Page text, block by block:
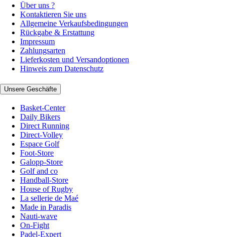
Über uns ?
Kontaktieren Sie uns
Allgemeine Verkaufsbedingungen
Rückgabe & Erstattung
Impressum
Zahlungsarten
Lieferkosten und Versandoptionen
Hinweis zum Datenschutz
Unsere Geschäfte
Basket-Center
Daily Bikers
Direct Running
Direct-Volley
Espace Golf
Foot-Store
Galopp-Store
Golf and co
Handball-Store
House of Rugby
La sellerie de Maé
Made in Paradis
Nauti-wave
On-Fight
Padel-Expert